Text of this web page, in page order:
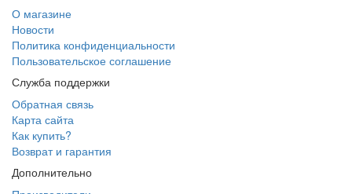
О магазине
Новости
Политика конфиденциальности
Пользовательское соглашение
Служба поддержки
Обратная связь
Карта сайта
Как купить?
Возврат и гарантия
Дополнительно